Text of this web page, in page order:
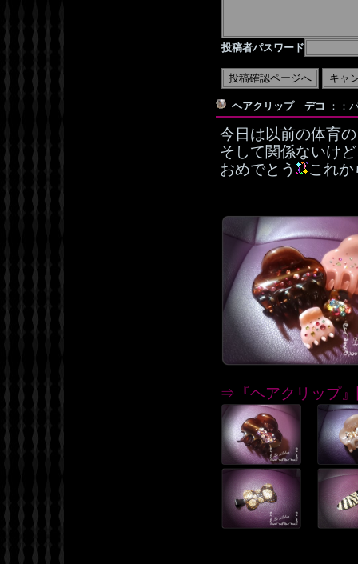
投稿者パスワード
ヘアクリップ デコ ：：
今日は以前の体育
そして関係ないけ
おめでとう
これ
⇒『ヘアクリップ